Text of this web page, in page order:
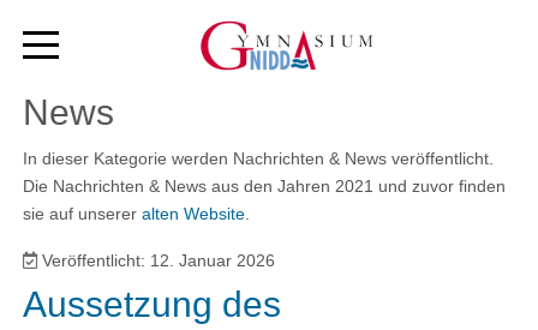
News
In dieser Kategorie werden Nachrichten & News veröffentlicht.
Die Nachrichten & News aus den Jahren 2021 und zuvor finden
sie auf unsereralten Website
Veröffentlicht: 12. Januar 2026
Aussetzung des